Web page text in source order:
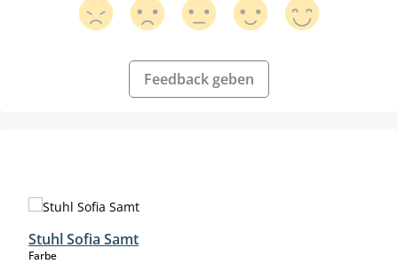
Feedback geben
Stuhl Sofia Samt
Farbeauswählen